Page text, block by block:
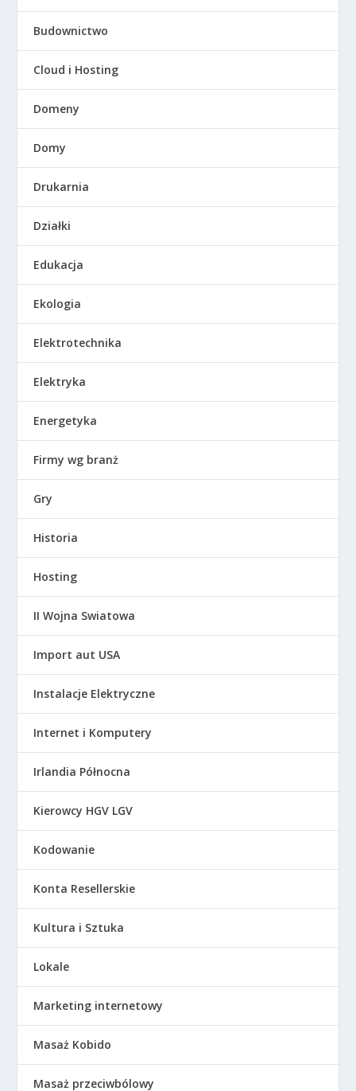
Budownictwo
Cloud i Hosting
Domeny
Domy
Drukarnia
Działki
Edukacja
Ekologia
Elektrotechnika
Elektryka
Energetyka
Firmy wg branż
Gry
Historia
Hosting
II Wojna Swiatowa
Import aut USA
Instalacje Elektryczne
Internet i Komputery
Irlandia Północna
Kierowcy HGV LGV
Kodowanie
Konta Resellerskie
Kultura i Sztuka
Lokale
Marketing internetowy
Masaż Kobido
Masaż przeciwbólowy